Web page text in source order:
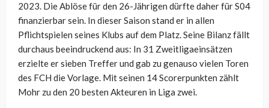
2023. Die Ablöse für den 26-Jährigen dürfte daher für S04
finanzierbar sein. In dieser Saison stand er in allen
Pflichtspielen seines Klubs auf dem Platz. Seine Bilanz fällt
durchaus beeindruckend aus: In 31 Zweitligaeinsätzen
erzielte er sieben Treffer und gab zu genauso vielen Toren
des FCH die Vorlage. Mit seinen 14 Scorerpunkten zählt
Mohr zu den 20 besten Akteuren in Liga zwei.